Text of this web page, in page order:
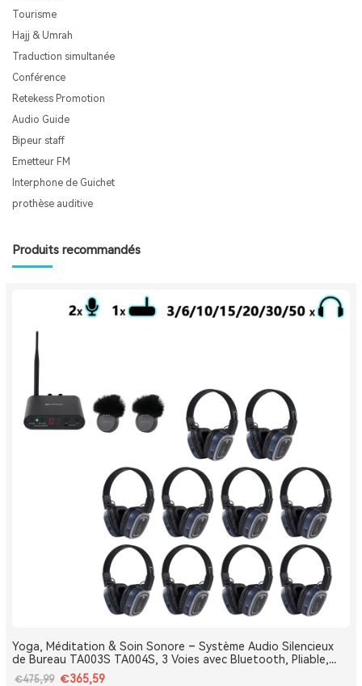
Tourisme
Hajj & Umrah
Traduction simultanée
Conférence
Retekess Promotion
Audio Guide
Bipeur staff
Emetteur FM
Interphone de Guichet
prothèse auditive
Produits recommandés
Yoga, Méditation & Soin Sonore – Système Audio Silencieux
de Bureau TA003S TA004S, 3 Voies avec Bluetooth, Pliable,
Type-C, Bass Boost
€475,99 €365,59